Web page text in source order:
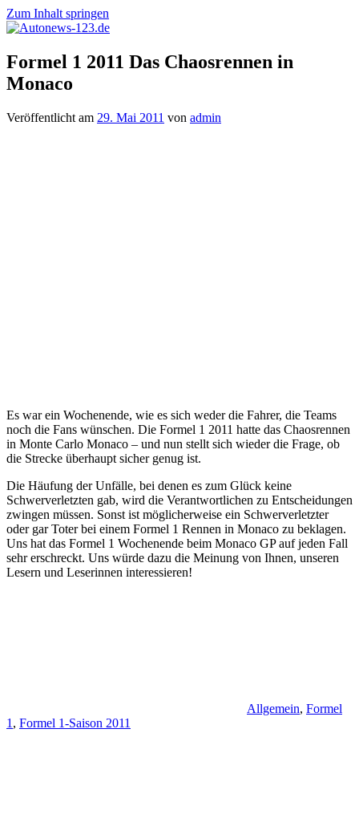
Zum Inhalt springen
Autonews-
123.de
Autonews
mit
Charme
Formel 1 2011 Das Chaosrennen in
Monaco
Veröffentlicht am 29. Mai 2011 von admin
Es war ein Wochenende, wie es sich weder die Fahrer, die Teams
noch die Fans wünschen. Die Formel 1 2011 hatte das Chaosrennen
in Monte Carlo Monaco – und nun stellt sich wieder die Frage, ob
die Strecke überhaupt sicher genug ist.
Die Häufung der Unfälle, bei denen es zum Glück keine
Schwerverletzten gab, wird die Verantwortlichen zu Entscheidungen
zwingen müssen. Sonst ist möglicherweise ein Schwerverletzter
oder gar Toter bei einem Formel 1 Rennen in Monaco zu beklagen.
Uns hat das Formel 1 Wochenende beim Monaco GP auf jeden Fall
sehr erschreckt. Uns würde dazu die Meinung von Ihnen, unseren
Lesern und Leserinnen interessieren!
Allgemein, Formel
1 , Formel 1-Saison 2011